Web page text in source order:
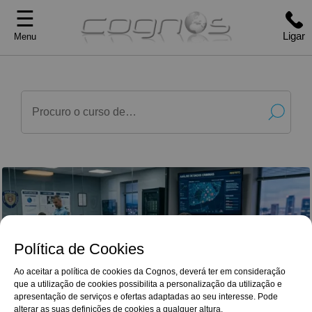
Política de Cookies
Ao aceitar a política de cookies da Cognos, deverá ter em consideração
que a utilização de cookies possibilita a personalização da utilização e
apresentação de serviços e ofertas adaptadas ao seu interesse. Pode
alterar as suas definições de cookies a qualquer altura.
☰
Menu Ligar
Google Reviews
4,9/5
Quero agradecer o cuidado e a atenção que
sempre demonstraram, tanto no esclarecimento